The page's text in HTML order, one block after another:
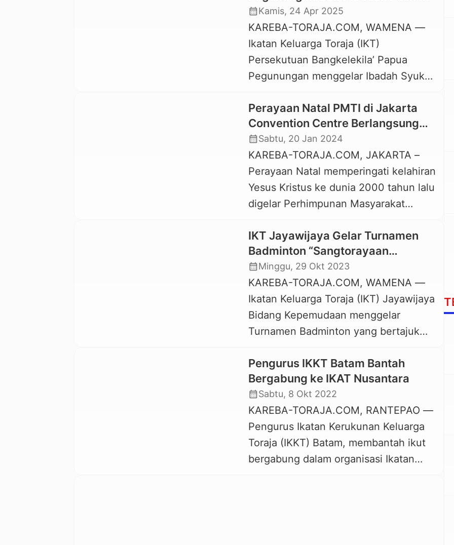
Pelantikan yang dihadiri langsung oleh
Gubernur Kalimantan Timur, Rudy
Mas’ud dan Bupati Tana Toraja, Zadrak
Tombeq itu berlangsung di Pendopo
Odah Etam, Kompleks Kantor Gubernur
calendar_monthKamis, 24 Apr 2025
KAREBA-TORAJA.COM, WAMENA —
Ikatan Keluarga Toraja (IKT)
Persekutuan Bangkelekila’ Papua
Pegunungan menggelar Ibadah Syukur
Perayaan tersebut dilangsung di
Lapangan Batalyon Infanteri 756
Wimane Sili, Rabu, 23 April 2025.
Ibadah Perayaan Paskah Persekutuan
Bangkelekila’ berlangsung khidmat dan
dihadiri ratusan Keluaarga
Bangkelekila’ yang ada di Papua
dipimpin langsung […]
Perayaan Natal PMTI di Jakarta
Convention Centre Berlangsung
Meriah
calendar_monthSabtu, 20 Jan 2024
KAREBA-TORAJA.COM, JAKARTA –
Perayaan Natal memperingati kelahiran
Yesus Kristus ke dunia 2000 tahun lalu
digelar Perhimpunan Masyarakat
Januari 2024 malam, berlangsung
meriah. Sekitar 1.600 an warga Toraja
menghadiri perayaan Natal 2023 dan
Tahun Baru 2024 ini di Plenary Hall
Balai Sidang Jakarta Convention
Center (JCC). Perayaan Natal nasional
PMTI ini […]
IKT Jayawijaya Gelar Turnamen
Badminton “Sangtorayaan
Sikamali”
calendar_monthMinggu, 29 Okt 2023
KAREBA-TORAJA.COM, WAMENA —
Ikatan Keluarga Toraja (IKT) Jayawijaya
Bidang Kepemudaan menggelar
Turnamen Badminton yang bertajuk
Sikamali”. Turnament tersebut diikuti
oleh beberapa tim dari sejumlah
Paguyuban yang ada di Kabupaten
Jayawijaya. Ketua IKT Kabupaten
Jayawijaya, Yohanis Tuku saat
membuka kegiatan tersebut
mengapresiasi Pemuda IKT Jayawijaya
Pengurus IKKT Batam Bantah
Bergabung ke IKAT Nusantara
calendar_monthSabtu, 8 Okt 2022
KAREBA-TORAJA.COM, RANTEPAO —
Pengurus Ikatan Kerukunan Keluarga
Toraja (IKKT) Batam, membantah ikut
bergabung dalam organisasi Ikatan